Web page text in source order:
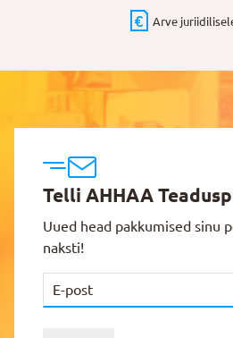
Arve
Telli AHHAA
Uued head pakkumised sinu
naksti!